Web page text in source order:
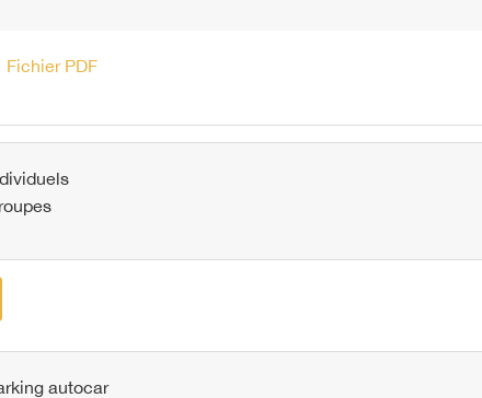
Fichier PDF
autocar